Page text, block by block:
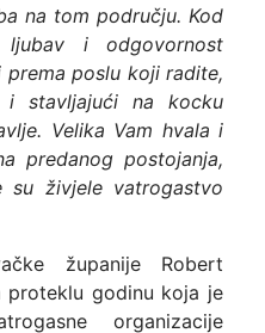
na tom području. Kod
ljubav i odgovornost
prema poslu koji radite,
stavljajući na kocku
Velika Vam hvala i
predanog postojanja,
su živjele vatrogastvo
županije Robert
proteklu godinu koja je
organizacije